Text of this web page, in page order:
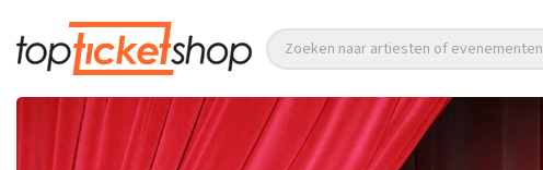
Zoeken naar artiesten of evenementen